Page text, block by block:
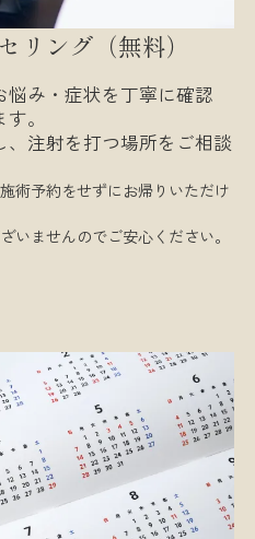
リング（無料）
み・症状を丁寧に確認
。
注射を打つ場所をご相談
術予約をせずにお帰りいただけ
ませんのでご安心ください。